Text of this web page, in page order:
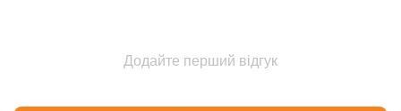
Додайте перший відгук